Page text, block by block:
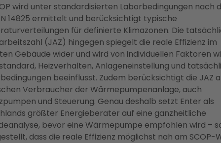
wird unter standardisierten Laborbedingungen nach
14825 ermittelt und berücksichtigt typische
für definierte Klimazonen. Die
(JAZ) hingegen spiegelt die reale Effizienz im
Gebäude wider und wird von individuellen Faktoren
Heizverhalten, Anlageneinstellung und
beeinflusst. Zudem berücksichtigt die JAZ
Verbraucher der Wärmepumpenanlage, auch
und Steuerung. Genau deshalb setzt Enter als
größter Energieberater auf eine ganzheitliche
bevor eine Wärmepumpe empfohlen wird –
dass die reale Effizienz möglichst nah am SCOP-